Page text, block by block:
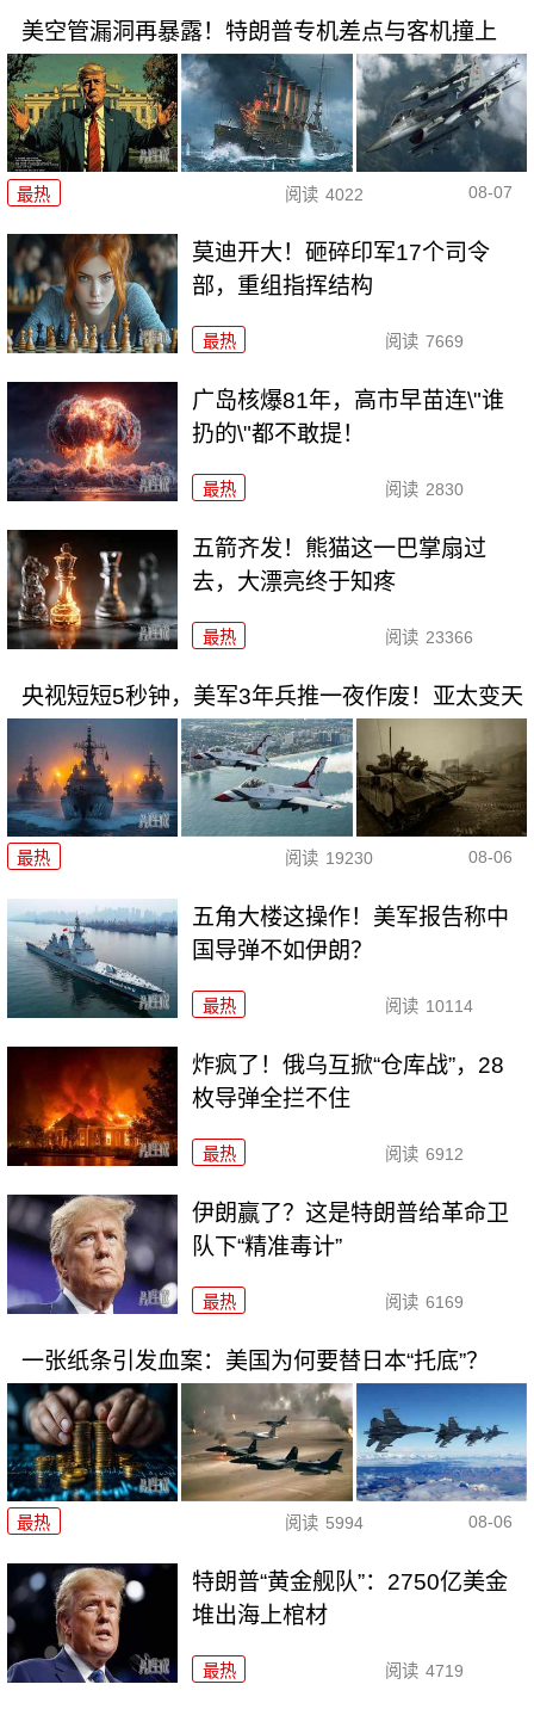
美空管漏洞再暴露！特朗普专机差点与客机撞上
最热 阅读 4022 08-07
莫迪开大！砸碎印军17个司令
部，重组指挥结构
最热 阅读 7669
广岛核爆81年，高市早苗连\"谁
扔的\"都不敢提！
最热 阅读 2830
五箭齐发！熊猫这一巴掌扇过
去，大漂亮终于知疼
最热 阅读 23366
央视短短5秒钟，美军3年兵推一夜作废！亚太变天
最热 阅读 19230 08-06
五角大楼这操作！美军报告称中
国导弹不如伊朗？
最热 阅读 10114
炸疯了！俄乌互掀“仓库战”，28
枚导弹全拦不住
最热 阅读 6912
伊朗赢了？这是特朗普给革命卫
队下“精准毒计”
最热 阅读 6169
一张纸条引发血案：美国为何要替日本“托底”？
最热 阅读 5994 08-06
特朗普“黄金舰队”：2750亿美金
堆出海上棺材
最热 阅读 4719